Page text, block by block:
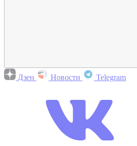
Дзен Новости Telegram